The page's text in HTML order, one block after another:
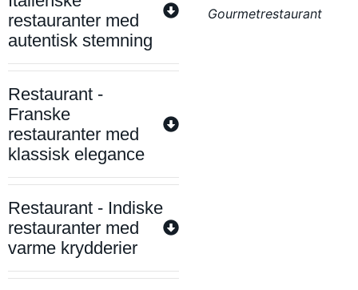
restauranter med
autentisk stemning
Restaurant -
Franske
restauranter med
klassisk elegance
Restaurant - Indiske
restauranter med
varme krydderier
Gourmetrestaurant